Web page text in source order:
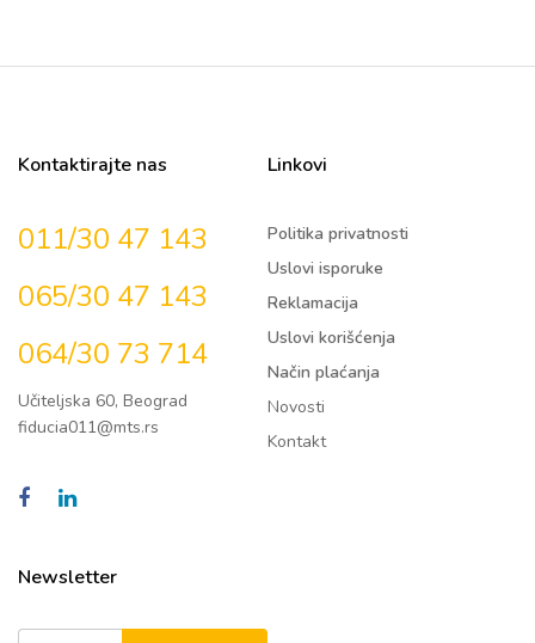
Kontaktirajte nas
011/30 47 143
065/30 47 143
064/30 73 714
Učiteljska 60, Beograd
fiducia011@mts.rs
Linkovi
Politika privatnosti
Uslovi isporuke
Reklamacija
Uslovi korišćenja
Način plaćanja
Novosti
Kontakt
Newsletter